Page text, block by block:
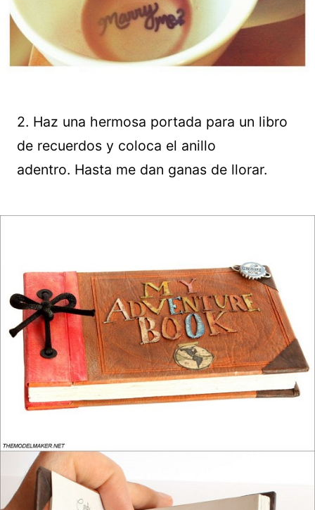
2. Haz una hermosa portada para un libro
de recuerdos y coloca el anillo
adentro. Hasta me dan ganas de llorar.